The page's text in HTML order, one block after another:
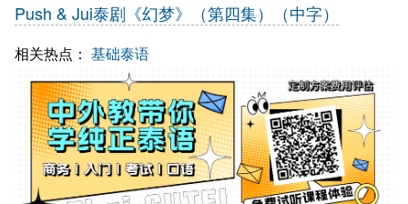
Push & Jui泰剧《幻梦》（第四集）（中字）
相关热点： 基础泰语